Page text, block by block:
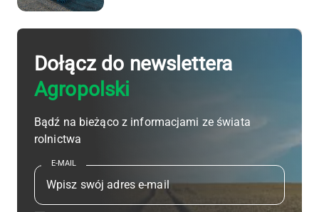
Dołącz do newslettera
Agropolski
Bądź na bieżąco z informacjami ze świata
rolnictwa
E-MAIL